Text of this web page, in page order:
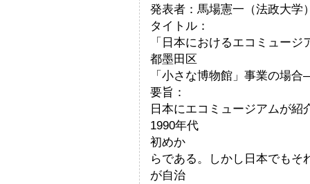
発表者：馬場憲一（法政大学
タイトル：
「日本におけるエコミュー
都墨田区
「小さな博物館」事業の場
要旨：
日本にエコミュージアムが
1990年代
初めか
らである。しかし日本でも
が自治